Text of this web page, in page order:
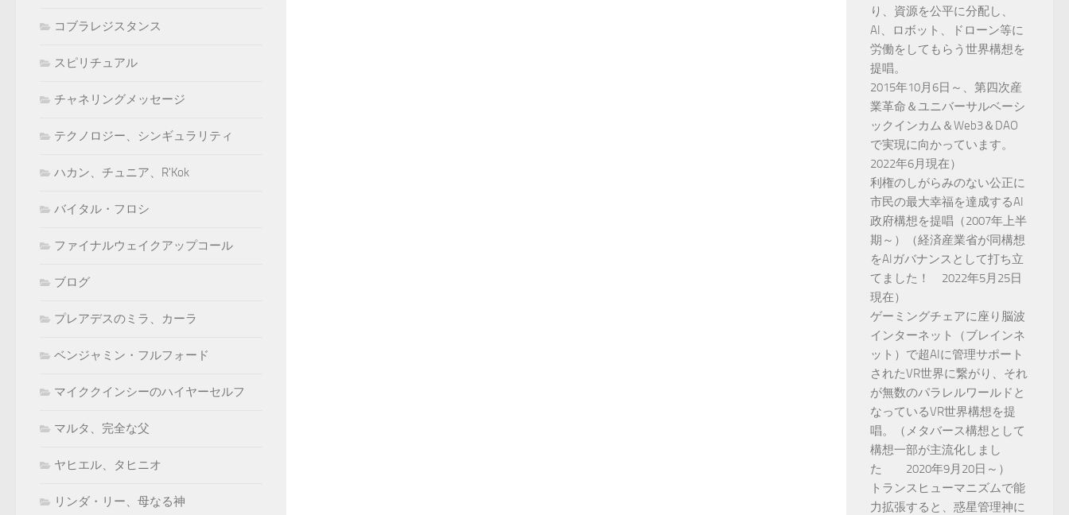
コブラレジスタンス
スピリチュアル
チャネリングメッセージ
テクノロジー、シンギュラリティ
ハカン、チュニア、R'Kok
バイタル・フロシ
ファイナルウェイクアップコール
ブログ
プレアデスのミラ、カーラ
ベンジャミン・フルフォード
マイククインシーのハイヤーセルフ
マルタ、完全な父
ヤヒエル、タヒニオ
リンダ・リー、母なる神
り、資源を公平に分配し、
AI、ロボット、ドローン等に
労働をしてもらう世界構想を
提唱。
2015年10月6日～、第四次産
業革命＆ユニバーサルベーシ
ックインカム＆Web3＆DAO
で実現に向かっています。
2022年6月現在）
利権のしがらみのない公正に
市民の最大幸福を達成するAI
政府構想を提唱（2007年上半
期～）（経済産業省が同構想
をAIガバナンスとして打ち立
てました！ 2022年5月25日
現在）
ゲーミングチェアに座り脳波
インターネット（ブレインネ
ット）で超AIに管理サポート
されたVR世界に繋がり、それ
が無数のパラレルワールドと
なっているVR世界構想を提
唱。（メタバース構想として
構想一部が主流化しまし
た 2020年9月20日～）
トランスヒューマニズムで能
力拡張すると、惑星管理神に